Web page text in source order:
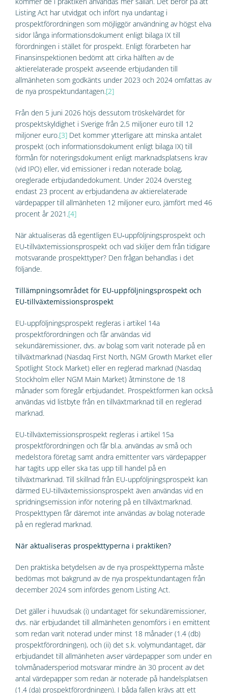
Listing Act har utvidgat och infört nya undantag i
prospektförordningen som möjliggör användning av högst elva
sidor långa informationsdokument enligt bilaga IX till
förordningen i stället för prospekt. Enligt förarbeten har
Finansinspektionen bedömt att cirka hälften av de
aktierelaterade prospekt avseende erbjudanden till
allmänheten som godkänts under 2023 och 2024 omfattas av
de nya prospektundantagen.[2]
Från den 5 juni 2026 höjs dessutom tröskelvärdet för
prospektskyldighet i Sverige från 2,5 miljoner euro till 12
miljoner euro.[3] Det kommer ytterligare att minska antalet
prospekt (och informationsdokument enligt bilaga IX) till
förmån för noteringsdokument enligt marknadsplatsens krav
(vid IPO) eller, vid emissioner i redan noterade bolag,
oreglerade erbjudandedokument. Under 2024 översteg
endast 23 procent av erbjudandena av aktierelaterade
värdepapper till allmänheten 12 miljoner euro, jämfört med 46
procent år 2021.[4]
När aktualiseras då egentligen EU‑uppföljningsprospekt och
EU‑tillväxtemissionsprospekt och vad skiljer dem från tidigare
motsvarande prospekttyper? Den frågan behandlas i det
följande.
Tillämpningsområdet för EU‑uppföljningsprospekt och
EU‑tillväxtemissionsprospekt
EU-uppföljningsprospekt regleras i artikel 14a
prospektförordningen och får användas vid
sekundäremissioner, dvs. av bolag som varit noterade på en
tillväxtmarknad (Nasdaq First North, NGM Growth Market eller
Spotlight Stock Market) eller en reglerad marknad (Nasdaq
Stockholm eller NGM Main Market) åtminstone de 18
månader som föregår erbjudandet. Prospektformen kan också
användas vid listbyte från en tillväxtmarknad till en reglerad
marknad.
EU-tillväxtemissionsprospekt regleras i artikel 15a
prospektförordningen och får bl.a. användas av små och
medelstora företag samt andra emittenter vars värdepapper
har tagits upp eller ska tas upp till handel på en
tillväxtmarknad. Till skillnad från EU-uppföljningsprospekt kan
därmed EU-tillväxtemissionsprospekt även användas vid en
spridningsemission inför notering på en tillväxtmarknad.
Prospekttypen får däremot inte användas av bolag noterade
på en reglerad marknad.
När aktualiseras prospekttyperna i praktiken?
Den praktiska betydelsen av de nya prospekttyperna måste
bedömas mot bakgrund av de nya prospektundantagen från
december 2024 som infördes genom Listing Act.
Det gäller i huvudsak (i) undantaget för sekundäremissioner,
dvs. när erbjudandet till allmänheten genomförs i en emittent
som redan varit noterad under minst 18 månader (1.4 (db)
prospektförordningen), och (ii) det s.k. volymundantaget, där
erbjudandet till allmänheten avser värdepapper som under en
tolvmånadersperiod motsvarar mindre än 30 procent av det
antal värdepapper som redan är noterade på handelsplatsen
(1.4 (da) prospektförordningen). I båda fallen krävs att ett